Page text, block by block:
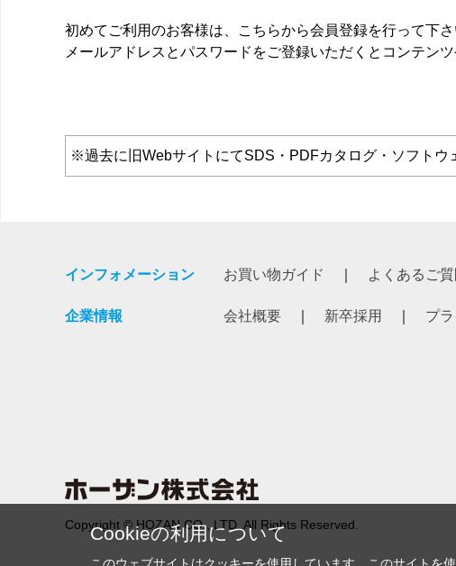
初めてご利用のお客様は、こちらから会員登録を行って下さ
メールアドレスとパスワードをご登録いただくとコンテン
※過去に旧WebサイトにてSDS・PDFカタログ・ソフトウ
インフォメーション お買い物ガイド よくあるご質
企業情報 会社概要 新卒採用 プ
Copyright © HOZAN CO., LTD. All Rights Reserved.
Cookieの利用について